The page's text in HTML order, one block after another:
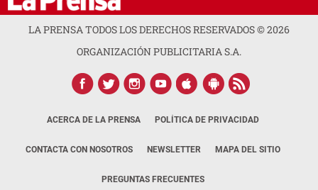
LA PRENSA TODOS LOS DERECHOS RESERVADOS ©2026
ORGANIZACIÓN PUBLICITARIA S.A.
ACERCA DE LA PRENSA POLÍTICA DE PRIVACIDAD
CONTACTA CON NOSOTROS NEWSLETTER MAPA DEL SITIO
PREGUNTAS FRECUENTES